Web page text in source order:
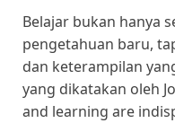
Belajar bukan hanya
pengetahuan baru,
dan keterampilan
yang dikatakan oleh
and learning are